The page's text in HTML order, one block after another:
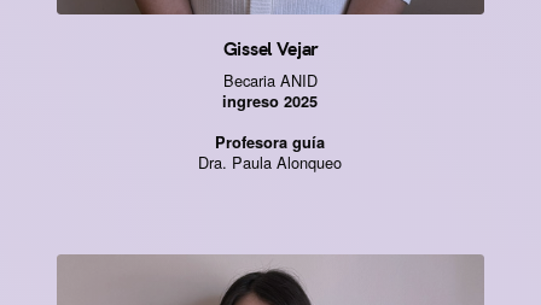
Gissel Vejar
Becaria ANID
ingreso 2025
Profesora guía
Dra. Paula Alonqueo